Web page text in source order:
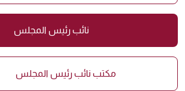
نائب رئيس المجلس
مكتب نائب رئيس المجلس